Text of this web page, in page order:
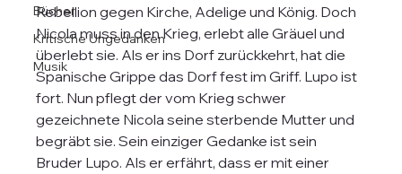
Bücher
Kritische Ungedanken
Musik
Rebellion gegen Kirche, Adelige und König. Doch
Nicola muss in den Krieg, erlebt alle Gräuel und
überlebt sie. Als er ins Dorf zurückkehrt, hat die
Spanische Grippe das Dorf fest im Griff. Lupo ist
fort. Nun pflegt der vom Krieg schwer
gezeichnete Nicola seine sterbende Mutter und
begräbt sie. Sein einziger Gedanke ist sein
Bruder Lupo. Als er erfährt, dass er mit einer